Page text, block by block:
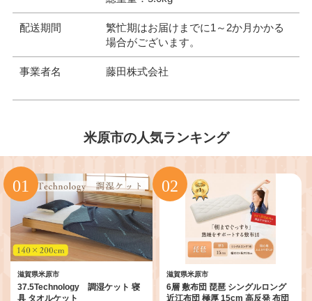
配送期間
繁忙期はお届けまでに1～2か月かかる
場合がございます。
事業者名 藤田株式会社
米原市の人気ランキング
滋賀県米原市
37.5Technology 調湿ケット 寝
具 タオルケット
滋賀県米原市
6層 敷布団 琵琶 シングルロング
近江布団 極厚 15cm 高反発 布団